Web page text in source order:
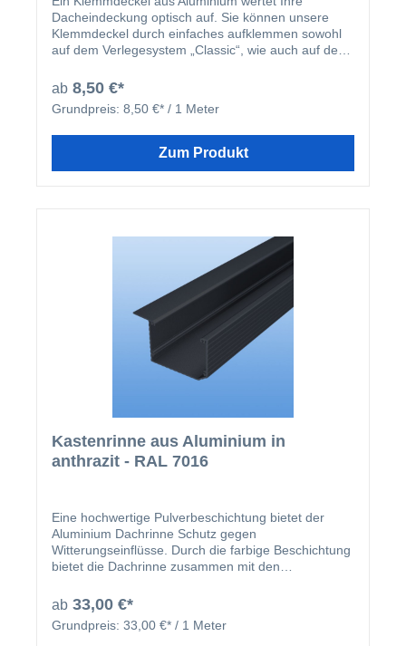
Dacheindeckung optisch auf. Sie können unsere
Klemmdeckel durch einfaches aufklemmen sowohl
auf dem Verlegesystem „Classic“, wie auch auf dem
montiert, harmoniert der Klemmdeckel nicht nur
farblich mit Ihren restlichen Profilleisten, sondern
deckt auch ideal die Schraubenköpfe der beiden
wird nach der Montage der Verlegeprofile einfach
ab 8,50 €*
Grundpreis: 8,50 €* / 1 Meter
Zum Produkt
Kastenrinne aus Aluminium in
anthrazit - RAL 7016
Eine hochwertige Pulverbeschichtung bietet der
Aluminium Dachrinne Schutz gegen
Witterungseinflüsse. Durch die farbige Beschichtung
bietet die Dachrinne zusammen mit den
homogenes Gesamtbild.
ab 33,00 €*
Grundpreis: 33,00 €* / 1 Meter